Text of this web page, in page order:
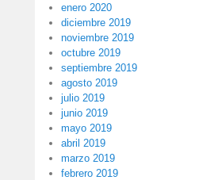
enero 2020
diciembre 2019
noviembre 2019
octubre 2019
septiembre 2019
agosto 2019
julio 2019
junio 2019
mayo 2019
abril 2019
marzo 2019
febrero 2019